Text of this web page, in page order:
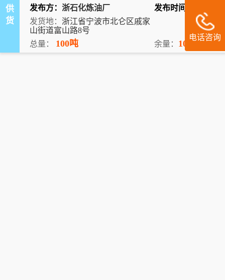
供
货
发布方：浙石化炼油厂 发布时间：
发货地： 浙江省宁波市北仑区戚家
山街道富山路8号
总量： 100吨 余量： 100吨
电话咨询